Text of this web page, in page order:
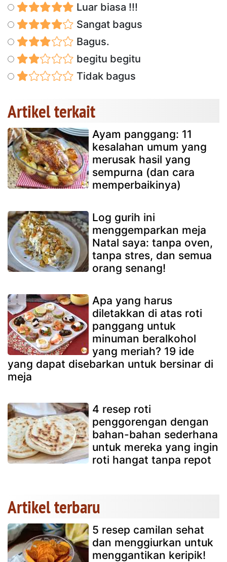
Luar biasa !!!
Sangat bagus
Bagus.
begitu begitu
Tidak bagus
Artikel terkait
Ayam panggang: 11
kesalahan umum yang
merusak hasil yang
sempurna (dan cara
memperbaikinya)
Log gurih ini
menggemparkan meja
Natal saya: tanpa oven,
tanpa stres, dan semua
orang senang!
Apa yang harus
diletakkan di atas roti
panggang untuk
minuman beralkohol
yang meriah? 19 ide
yang dapat disebarkan untuk bersinar di
meja
4 resep roti
penggorengan dengan
bahan-bahan sederhana
untuk mereka yang ingin
roti hangat tanpa repot
Artikel terbaru
5 resep camilan sehat
dan menggiurkan untuk
menggantikan keripik!